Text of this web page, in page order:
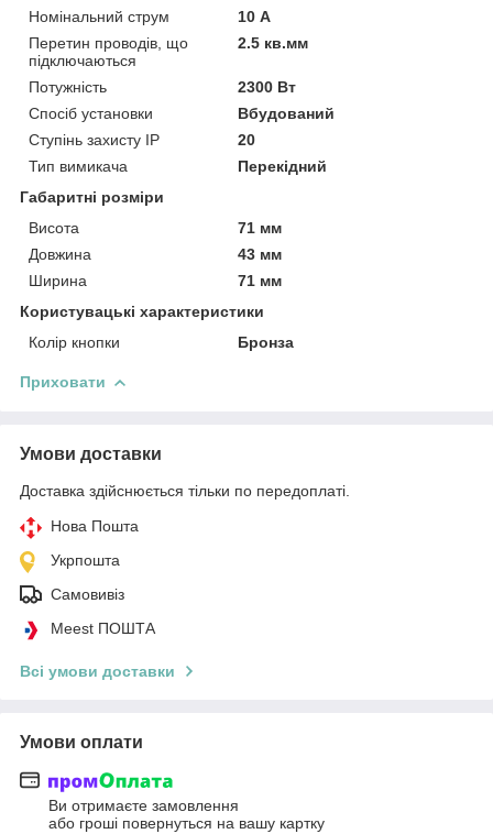
Номінальний струм
10 А
Перетин проводів, що
підключаються
2.5 кв.мм
Потужність
2300 Вт
Спосіб установки
Вбудований
Ступінь захисту IP
20
Тип вимикача
Перекідний
Габаритні розміри
Висота
71 мм
Довжина
43 мм
Ширина
71 мм
Користувацькі характеристики
Колір кнопки
Бронза
Приховати
Умови доставки
Доставка здійснюється тільки по передоплаті.
Нова Пошта
Укрпошта
Самовивіз
Meest ПОШТА
Всі умови доставки
Умови оплати
Ви отримаєте замовлення
або гроші повернуться на вашу картку